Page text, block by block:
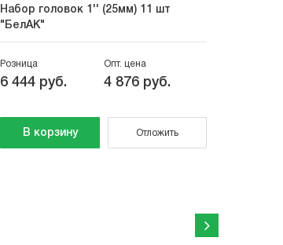
Набор головок 1'' (25мм) 11 шт
"БелАК"
Розница
6 444 руб.
Опт. цена
4 876 руб.
В корзину Отложить